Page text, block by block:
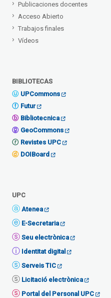
Publicaciones docentes
Acceso Abierto
Trabajos finales
Vídeos
BIBLIOTECAS
UPCommons
Futur
Bibliotecnica
GeoCommons
Revistes UPC
DOIBoard
UPC
Atenea
E-Secretaria
Seu electrònica
Identitat digital
Serveis TIC
Licitació electrònica
Portal del Personal UPC